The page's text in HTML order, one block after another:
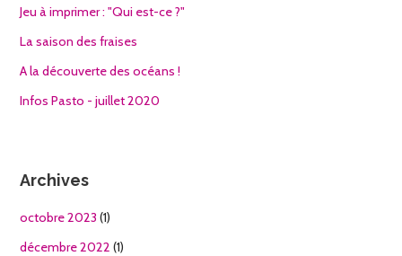
Jeu à imprimer : "Qui est-ce ?"
La saison des fraises
A la découverte des océans !
Infos Pasto - juillet 2020
Archives
octobre 2023 (1)
décembre 2022 (1)